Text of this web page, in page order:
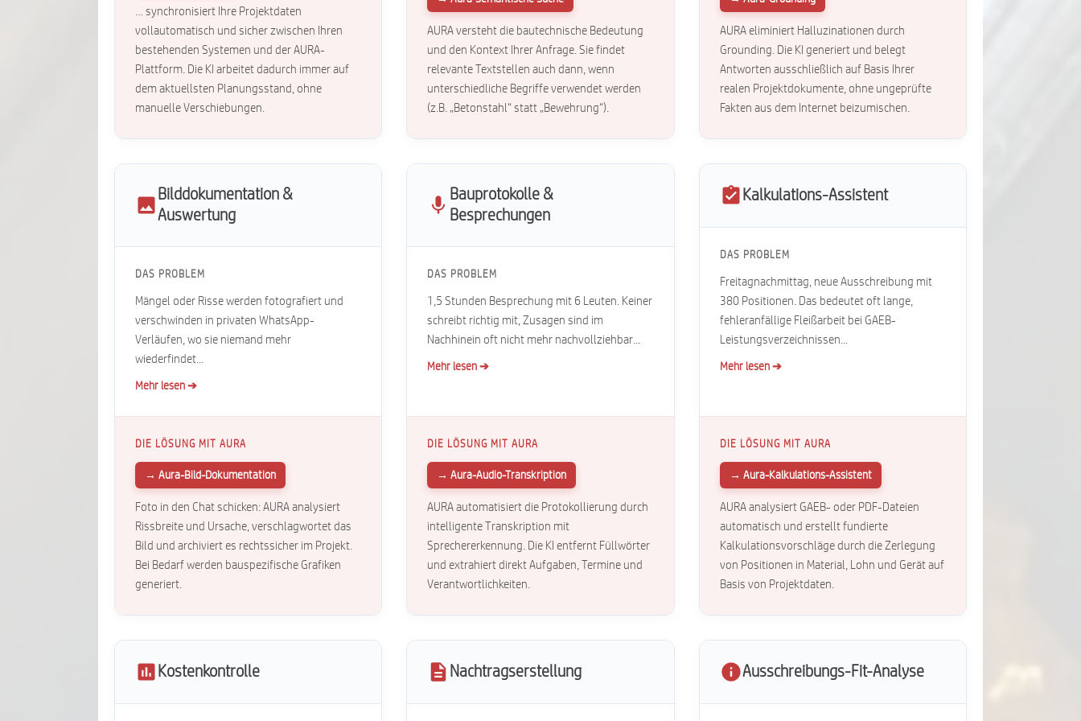
… synchronisiert Ihre Projektdaten
vollautomatisch und sicher zwischen Ihren
bestehenden Systemen und der AURA-
Plattform. Die KI arbeitet dadurch immer auf
dem aktuellsten Planungsstand, ohne
manuelle Verschiebungen.
AURA versteht die bautechnische Bedeutung
und den Kontext Ihrer Anfrage. Sie findet
relevante Textstellen auch dann, wenn
unterschiedliche Begriffe verwendet werden
(z.B. „Betonstahl“ statt „Bewehrung“).
AURA eliminiert Halluzinationen durch
Grounding. Die KI generiert und belegt
Antworten ausschließlich auf Basis Ihrer
realen Projektdokumente, ohne ungeprüfte
Fakten aus dem Internet beizumischen.
Bilddokumentation &
Auswertung
DAS PROBLEM
Mängel oder Risse werden fotografiert und
verschwinden in privaten WhatsApp-
Verläufen, wo sie niemand mehr
wiederfindet...
Mehr lesen ➔
DIE LÖSUNG MIT AURA
→ Aura-Bild-Dokumentation
Foto in den Chat schicken: AURA analysiert
Rissbreite und Ursache, verschlagwortet das
Bild und archiviert es rechtssicher im Projekt.
Bei Bedarf werden bauspezifische Grafiken
generiert.
Bauprotokolle &
Besprechungen
DAS PROBLEM
1,5 Stunden Besprechung mit 6 Leuten. Keiner
schreibt richtig mit, Zusagen sind im
Nachhinein oft nicht mehr nachvollziehbar...
Mehr lesen ➔
DIE LÖSUNG MIT AURA
→ Aura-Audio-Transkription
AURA automatisiert die Protokollierung durch
intelligente Transkription mit
Sprechererkennung. Die KI entfernt Füllwörter
und extrahiert direkt Aufgaben, Termine und
Verantwortlichkeiten.
Kalkulations-Assistent
DAS PROBLEM
Freitagnachmittag, neue Ausschreibung mit
380 Positionen. Das bedeutet oft lange,
fehleranfällige Fleißarbeit bei GAEB-
Leistungsverzeichnissen...
Mehr lesen ➔
DIE LÖSUNG MIT AURA
→ Aura-Kalkulations-Assistent
AURA analysiert GAEB- oder PDF-Dateien
automatisch und erstellt fundierte
Kalkulationsvorschläge durch die Zerlegung
von Positionen in Material, Lohn und Gerät auf
Basis von Projektdaten.
Kostenkontrolle Nachtragserstellung Ausschreibungs-Fit-Analyse